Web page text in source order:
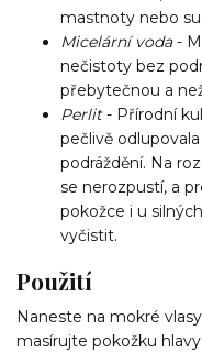
mastnoty nebo
Micelární voda-
nečistoty bez
přebytečnou a
Perlit- Přírodní
pečlivě
podráždění. Na
se nerozpustí, a
pokožce i u
vyčistit.
Použití
Naneste na mokré
masírujte pokožku